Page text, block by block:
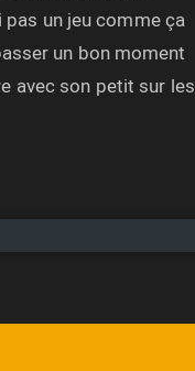
un jeu comme ça
un bon moment
avec son petit sur les